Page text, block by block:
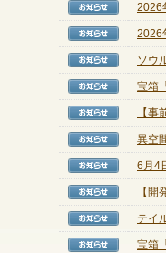
【お
2026
【お
2026
【お
ソウ
【お
宝箱
【お
【
【お
異空
【お
6月4
【お
【
【お
テイ
【お
宝箱